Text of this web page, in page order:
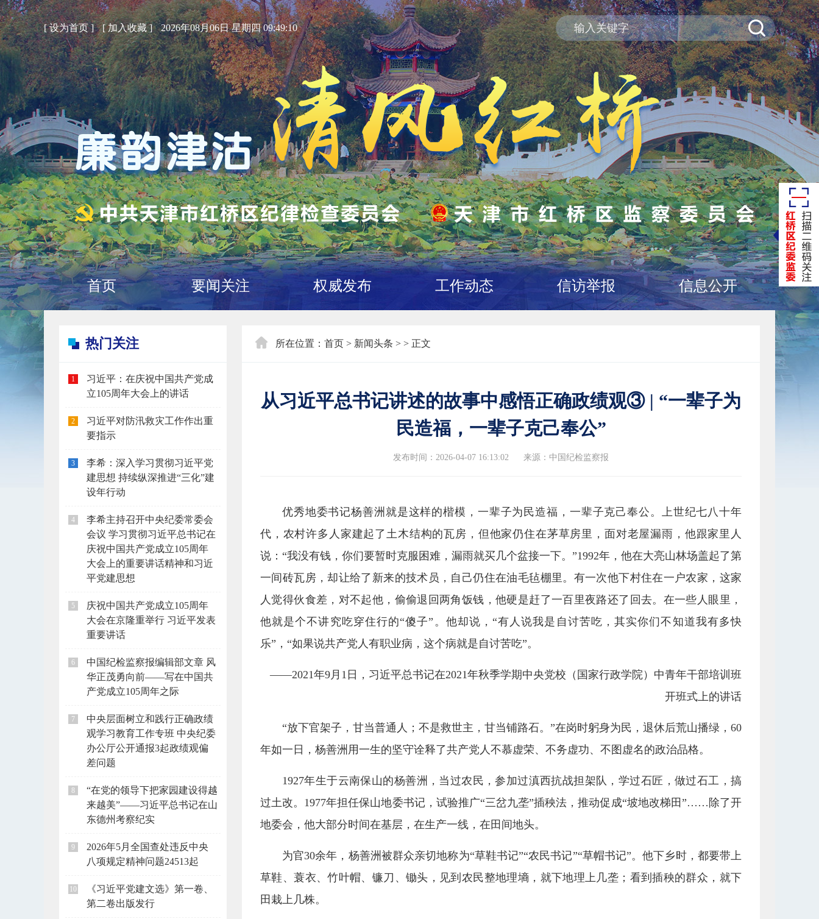
[设为首页] [加入收藏] 2026年08月06日 星期四 09:49:11
首页 要闻关注 权威发布 工作动态 信访举报 信息公开
热门关注
1
习近平：在庆祝中国共产党成
立105周年大会上的讲话
2
习近平对防汛救灾工作作出重
要指示
3
李希：深入学习贯彻习近平党
建思想 持续纵深推进“三化”建
设年行动
4
李希主持召开中央纪委常委会
会议 学习贯彻习近平总书记在
庆祝中国共产党成立105周年
大会上的重要讲话精神和习近
平党建思想
5
庆祝中国共产党成立105周年
大会在京隆重举行 习近平发表
重要讲话
6
中国纪检监察报编辑部文章 风
华正茂勇向前——写在中国共
产党成立105周年之际
7
中央层面树立和践行正确政绩
观学习教育工作专班 中央纪委
办公厅公开通报3起政绩观偏
差问题
8
“在党的领导下把家园建设得越
来越美”——习近平总书记在山
东德州考察纪实
9
2026年5月全国查处违反中央
八项规定精神问题24513起
10
《习近平党建文选》第一卷、
第二卷出版发行
所在位置： 首页 > 新闻头条 > > 正文
从习近平总书记讲述的故事中感悟正确政绩观③ | “一辈子为
民造福，一辈子克己奉公”
发布时间：2026-04-07 16:13:02 来源：中国纪检监察报
优秀地委书记杨善洲就是这样的楷模，一辈子为民造福，一辈子克己奉公。上世纪七八十年
代，农村许多人家建起了土木结构的瓦房，但他家仍住在茅草房里，面对老屋漏雨，他跟家里人
说：“我没有钱，你们要暂时克服困难，漏雨就买几个盆接一下。”1992年，他在大亮山林场盖起了第
一间砖瓦房，却让给了新来的技术员，自己仍住在油毛毡棚里。有一次他下村住在一户农家，这家
人觉得伙食差，对不起他，偷偷退回两角饭钱，他硬是赶了一百里夜路还了回去。在一些人眼里，
他就是个不讲究吃穿住行的“傻子”。他却说，“有人说我是自讨苦吃，其实你们不知道我有多快
乐”，“如果说共产党人有职业病，这个病就是自讨苦吃”。
——2021年9月1日，习近平总书记在2021年秋季学期中央党校（国家行政学院）中青年干部培训班
开班式上的讲话
“放下官架子，甘当普通人；不是救世主，甘当铺路石。”在岗时躬身为民，退休后荒山播绿，60
年如一日，杨善洲用一生的坚守诠释了共产党人不慕虚荣、不务虚功、不图虚名的政治品格。
1927年生于云南保山的杨善洲，当过农民，参加过滇西抗战担架队，学过石匠，做过石工，搞
过土改。1977年担任保山地委书记，试验推广“三岔九垄”插秧法，推动促成“坡地改梯田”……除了开
地委会，他大部分时间在基层，在生产一线，在田间地头。
为官30余年，杨善洲被群众亲切地称为“草鞋书记”“农民书记”“草帽书记”。他下乡时，都要带上
草鞋、蓑衣、竹叶帽、镰刀、锄头，见到农民整地理墒，就下地理上几垄；看到插秧的群众，就下
田栽上几株。